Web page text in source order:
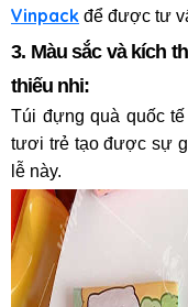
Vinpack để được tư
3. Màu sắc và kích
thiếu nhi:
Túi đựng quà quốc
tươi trẻ tạo được sự
lễ này.